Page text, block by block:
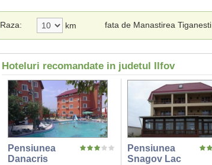
Raza: km fata de Manastirea Tiganesti
Hoteluri recomandate in judetul Ilfov
Pensiunea
Danacris
Pensiunea
Snagov Lac